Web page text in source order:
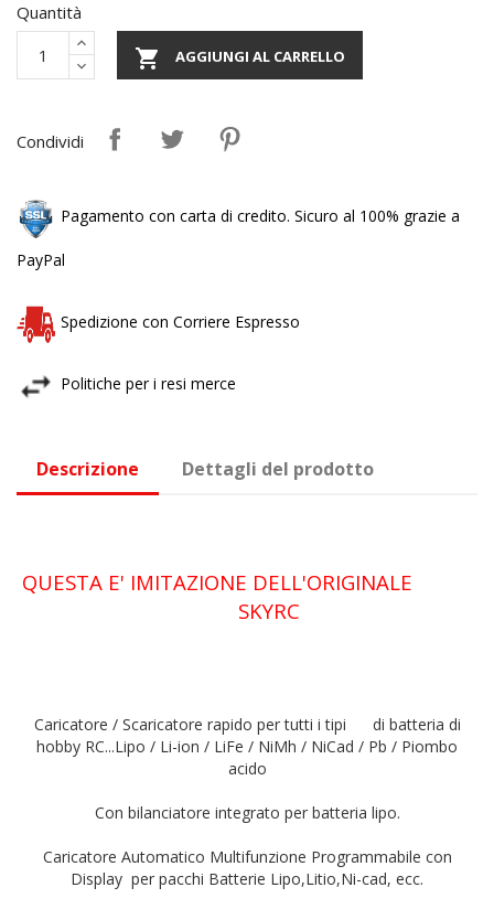
Quantità
 AGGIUNGI AL CARRELLO
Condividi
Pagamento con carta di credito. Sicuro al 100% grazie a
PayPal
Spedizione con Corriere Espresso
Politiche per i resi merce
Descrizione Dettagli del prodotto
QUESTA E' IMITAZIONE DELL'ORIGINALE
SKYRC
Caricatore / Scaricatore rapido per tutti i tipi di batteria di
hobby RC...Lipo / Li-ion / LiFe / NiMh / NiCad / Pb / Piombo
acido
Con bilanciatore integrato per batteria lipo.
Caricatore Automatico Multifunzione Programmabile con
Display per pacchi Batterie Lipo,Litio,Ni-cad, ecc.